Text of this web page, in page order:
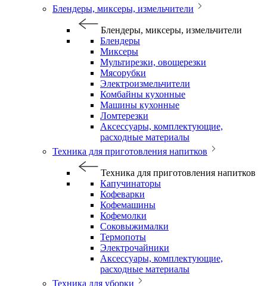
Блендеры, миксеры, измельчители
Блендеры, миксеры, измельчители
Блендеры
Миксеры
Мультирезки, овощерезки
Мясорубки
Электроизмельчители
Комбайны кухонные
Машины кухонные
Ломтерезки
Аксессуары, комплектующие,
расходные материалы
Техника для приготовления напитков
Техника для приготовления напитков
Капучинаторы
Кофеварки
Кофемашины
Кофемолки
Соковыжималки
Термопоты
Электрочайники
Аксессуары, комплектующие,
расходные материалы
Техника для уборки